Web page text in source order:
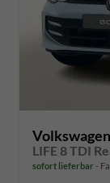
LIFE 8 TDI
sofort lieferbar